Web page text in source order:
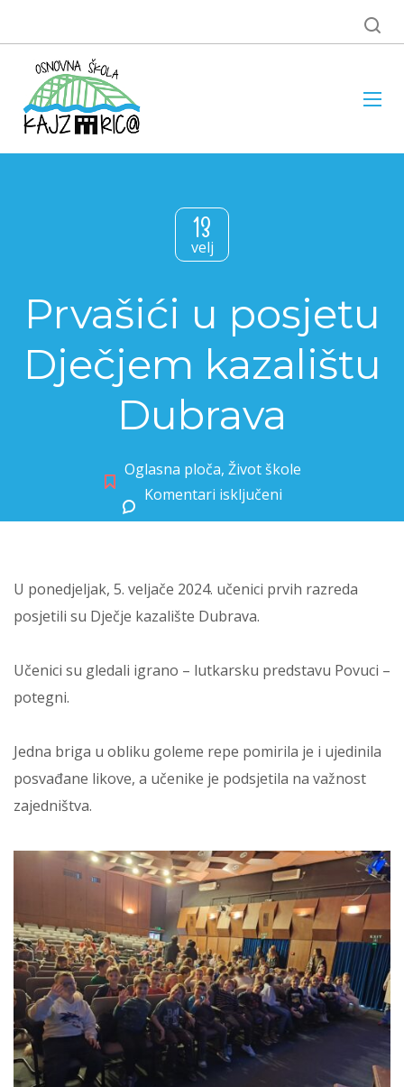
13
velj
Prvašići u posjetu
Dječjem kazalištu
Dubrava
Oglasna ploča, Život škole
Komentari isključeni
U ponedjeljak, 5. veljače 2024. učenici prvih razreda
posjetili su Dječje kazalište Dubrava.
Učenici su gledali igrano – lutkarsku predstavu Povuci –
potegni.
Jedna briga u obliku goleme repe pomirila je i ujedinila
posvađane likove, a učenike je podsjetila na važnost
zajedništva.